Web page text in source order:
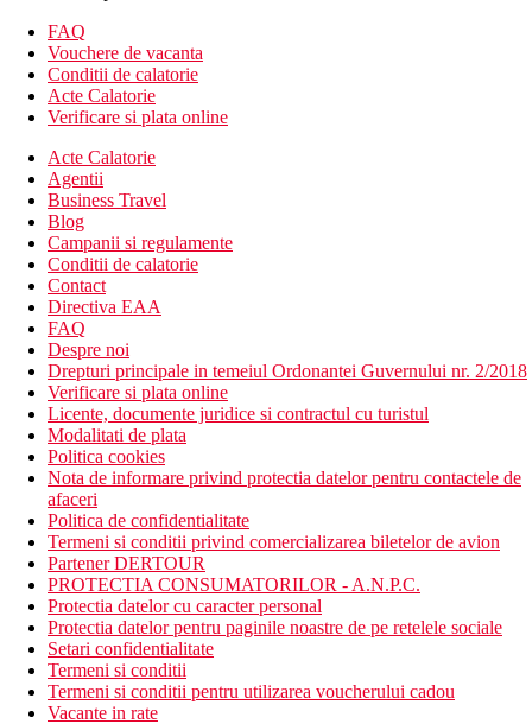
Alte tipuri de camere (daca nu se specifica altfel, camerele
au facilitatile de mai sus):
Suita Deluxe, vedere la mare: camera mai spatioasa, cada
cu hidromasaj
Suita Deluxe, vedere la gradina: camera spatioasa, cada cu
hidromasaj
Suita Pearl, pe malul marii: spatioasa
Descrierea hotelului
Hotelul dispune de:
hol de intrare cu receptie
restaurant tematic
2 baruri
mini market
1 piscina cu apa dulce (sezlonguri, umbrele si prosoape),
piscina este destinata doar adultilor
conexiune la internet contra cost
sala de conferinte
loc de parcare (gratuit, in limita disponibilitatii)
Wifi gratuit
Descrierea plajei
nisipoasa, premiata cu steag albastru
sezlonguri, umbrele si prosoape gratuite
Activitati sportive gratuite
tenis de masa
darts
sala de fitness
FAQ
Vouchere de vacanta
Conditii de calatorie
Acte Calatorie
Verificare si plata online
Acte Calatorie
Agentii
Business Travel
Blog
Campanii si regulamente
Conditii de calatorie
Contact
Directiva EAA
FAQ
Despre noi
Drepturi principale in temeiul Ordonantei Guvernului nr. 2/2018
Verificare si plata online
Licente, documente juridice si contractul cu turistul
Modalitati de plata
Politica cookies
Nota de informare privind protectia datelor pentru contactele de
afaceri
Politica de confidentialitate
Termeni si conditii privind comercializarea biletelor de avion
Partener DERTOUR
PROTECTIA CONSUMATORILOR - A.N.P.C.
Protectia datelor cu caracter personal
Protectia datelor pentru paginile noastre de pe retelele sociale
Setari confidentialitate
Termeni si conditii
Termeni si conditii pentru utilizarea voucherului cadou
Vacante in rate